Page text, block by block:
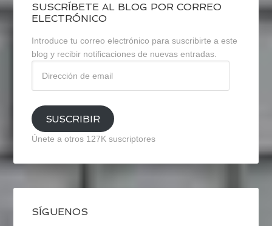
SUSCRÍBETE AL BLOG POR CORREO
ELECTRÓNICO
Introduce tu correo electrónico para suscribirte a este
blog y recibir notificaciones de nuevas entradas.
email
SUSCRIBIR
Únete a otros 127K suscriptores
SÍGUENOS